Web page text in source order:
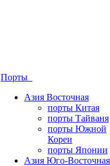
Порты
Азия Восточная
порты Китая
порты Тайваня
порты Южной
Кореи
порты Японии
Азия Юго-Восточная